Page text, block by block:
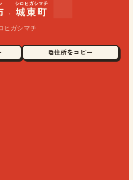
· 城東町
シロヒガシマチ
ヒガシマチ
⧉ 住所をコピー